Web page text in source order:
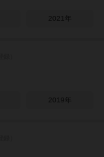
2021年
2019年